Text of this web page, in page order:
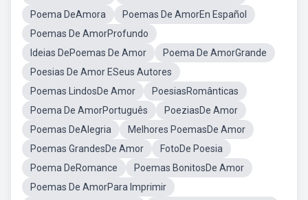
Poema DeAmora
Poemas De AmorEn Español
Poemas De AmorProfundo
Ideias DePoemas De Amor
Poema De AmorGrande
Poesias De Amor ESeus Autores
Poemas LindosDe Amor
PoesiasRomânticas
Poema De AmorPortuguês
PoeziasDe Amor
Poemas DeAlegria
Melhores PoemasDe Amor
Poemas GrandesDe Amor
FotoDe Poesia
Poema DeRomance
Poemas BonitosDe Amor
Poemas De AmorPara Imprimir